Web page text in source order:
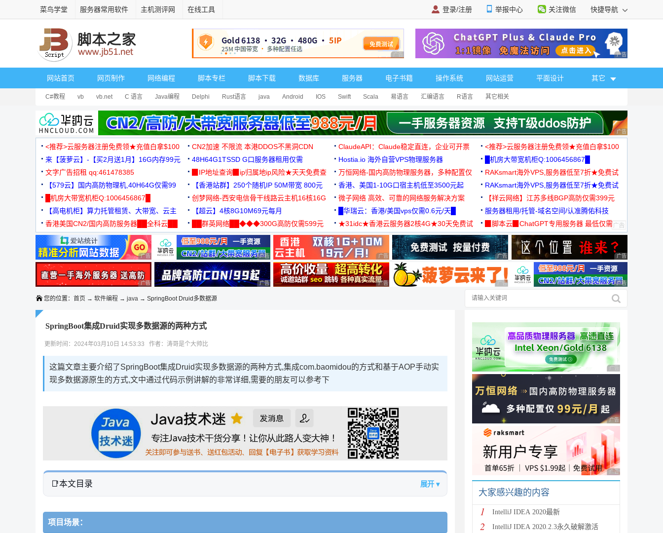
菜鸟学堂 服务器常用软件 主机测评网 在线工具 登录/注册 举报中心 关注微信 快捷导航
广告 商业广告，理性选择 广告 商业广告，理
网站首页 网页制作 网络编程 脚本专栏 脚本下载 数据库 服务器 电子书籍 操作系统 网站运营 平面设计 其它
C#教程 vb vb.net C 语言 Java编程 Delphi Rust语言 java Android IOS Swift Scala 易语言 汇编语言 R语言 其它相关
广告 商业广告，理
<推荐>云服务器注册免费领★充值白拿$100 CN2加速 不限流 本港DDOS不黑洞CDN ClaudeAPI：Claude稳定直连，企业可开票
<推荐>云服务器注册免费领★充值白拿$100
来【菠萝云】-【买2月送1月】16G内存99元
48H64G1TSSD G口服务器租用仅需
3000+可免费测试
Hostia.io 海外自营VPS物理服务器
█机房大带宽机柜Q:1006456867█
文字广告招租 qq:461478385
▉IP地址查询▉ip归属地ip风险★天天免费查
万恒网络-国内高防物理服务器，多种配置仅
99元/月起
RAKsmart海外VPS,服务器低至7折★免费试
用★
【579云】国内高防物理机,40H64G仅需99
元
【香港站群】250个随机IP 50M带宽 800元 香港、美国1-10G口宿主机低至3500元起
RAKsmart海外VPS,服务器低至7折★免费试
用★
█机房大带宽机柜Q:1006456867█
创梦网络-西安电信骨干线路云主机16核16G
88元/月
微子网络 高效、可靠的网络服务解决方案
【祥云网络】江苏多线BGP高防仅需399元
【高电机柜】算力托管租赁、大带宽、云主
机
【超云】4核8G10M69元每月 █华瑞云：香港/美国vps仅需0.6元/天█
服务器租用/托管-域名空间/认准腾佑科技
香港美国CN2/国内高防服务器██全科云██
██群英网络██◆◆◆300G高防仅需599元
◆◆◆
★31idc★香港云服务器2核4G★30天免费试
用◆
▉脚本云▉ChatGPT专用服务器 最低仅需
19元/月
广告 商业广告，理性选择 广告 商业广告，理性选择 广告 商业广告，理性选择 广告 商业广告，理性选择 广告 商业广告，理
广告 商业广告，理性选择 广告 商业广告，理性选择 广告 商业广告，理性选择 广告 商业广告，理性选择 广告 商业广告，理
您的位置： 首页 → 软件编程 → java → SpringBoot Druid多数据源
SpringBoot集成Druid实现多数据源的两种方式
更新时间：2024年03月10日 14:53:33 作者：涛哥是个大帅比
这篇文章主要介绍了SpringBoot集成Druid实现多数据源的两种方式,集成com.baomidou的方式和基于AOP手动实
现多数据源原生的方式,文中通过代码示例讲解的非常详细,需要的朋友可以参考下
本文目录 展开 ▾
项目场景：
广告 商业广告，理性
广告 商业广告，理性
广告 商业广告，理性
大家感兴趣的内容
1 IntelliJ IDEA 2020最新
2 IntelliJ IDEA 2020.2.3永久破解激活